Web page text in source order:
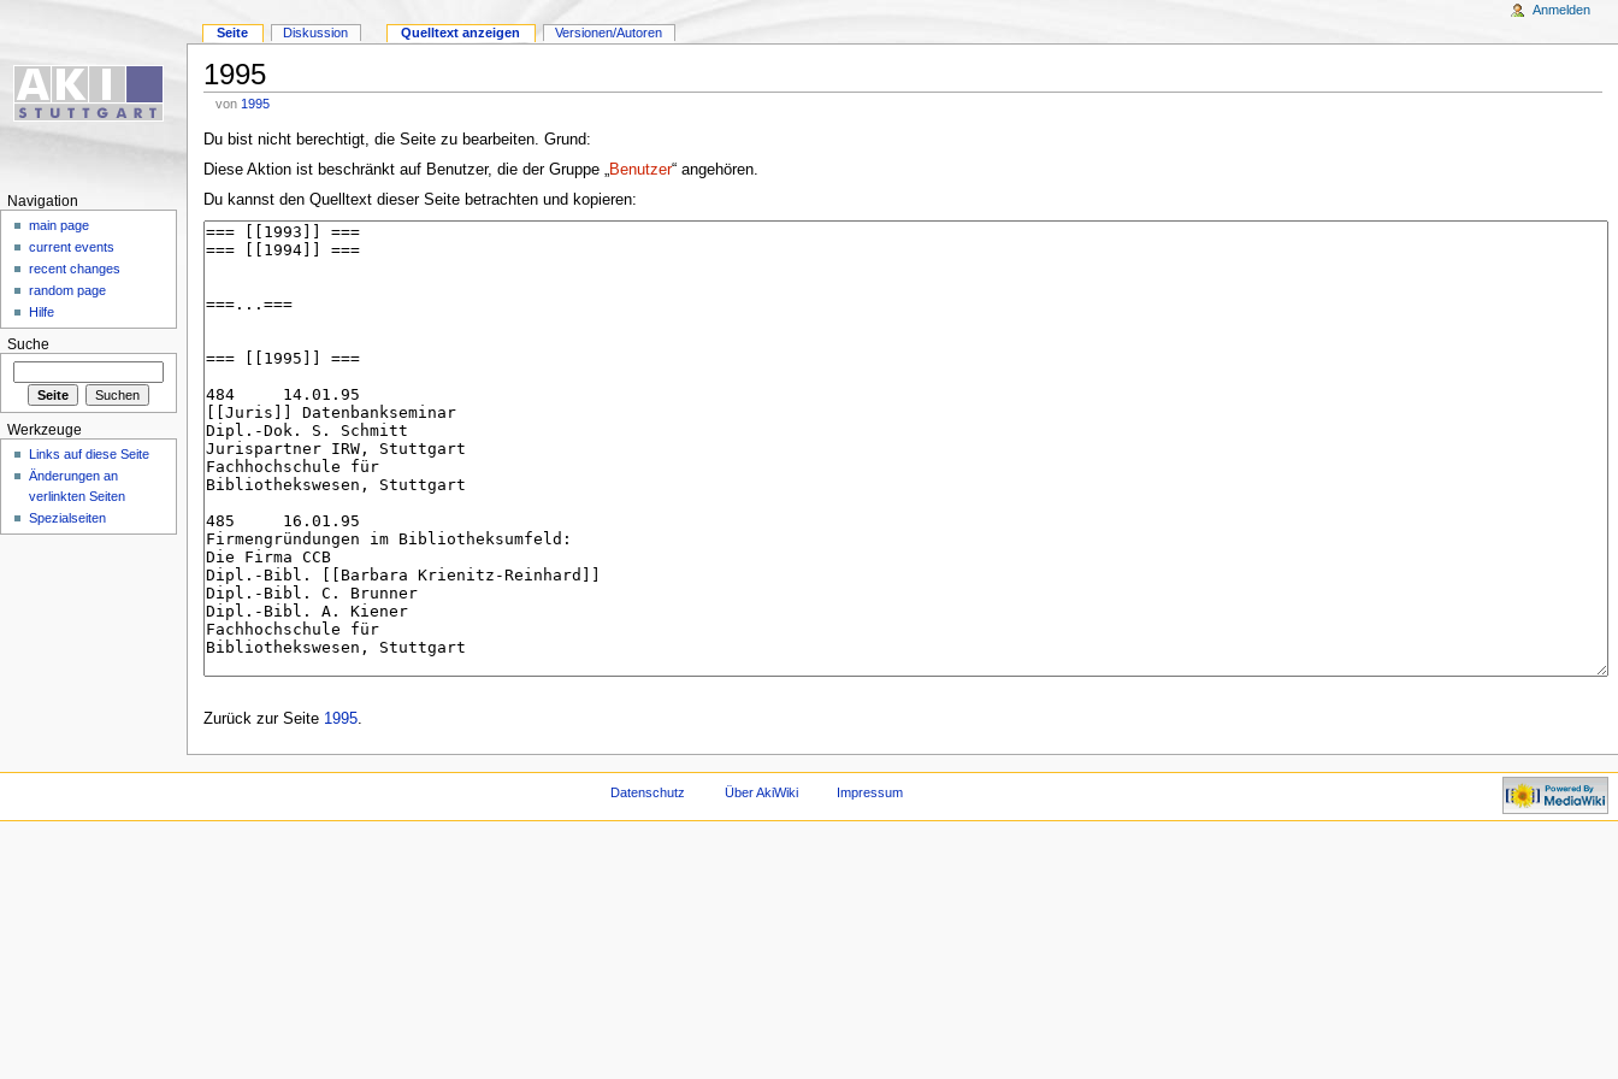
1995
von 1995
Du bist nicht berechtigt, die Seite zu bearbeiten. Grund:
Diese Aktion ist beschränkt auf Benutzer, die der Gruppe „Benutzer“ angehören.
Du kannst den Quelltext dieser Seite betrachten und kopieren:
Zurück zur Seite 1995.
Seite Diskussion Quelltext anzeigen Versionen/Autoren
Anmelden
Navigation
main page
current events
recent changes
random page
Hilfe
Suche
Werkzeuge
Links auf diese Seite
Änderungen an
verlinkten Seiten
Spezialseiten
Datenschutz Über AkiWiki Impressum